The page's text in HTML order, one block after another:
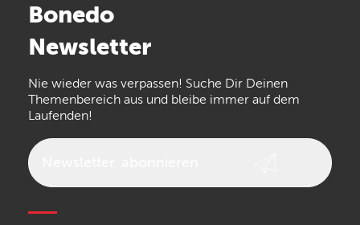
Arturia
the t.bone
Walrus Audio Epiphone
Bonedo
Newsletter
Nie wieder was verpassen! Suche Dir Deinen
Themenbereich aus und bleibe immer auf dem
Laufenden!